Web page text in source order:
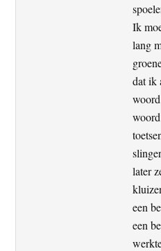
Ik
lang
dat ik
later
een
een